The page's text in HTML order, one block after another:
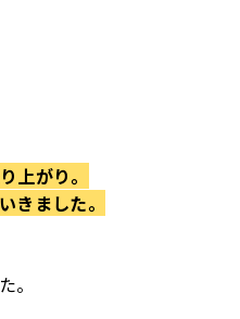
上がり。
きました。
。